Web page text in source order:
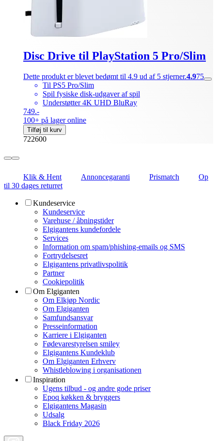
Disc Drive til PlayStation 5 Pro/Slim
Dette produkt er blevet bedømt til 4.9 ud af 5 stjerner.4.975
Til PS5 Pro/Slim
Spil fysiske disk-udgaver af spil
Understøtter 4K UHD BluRay
749.-
100+ på lager online
Tilføj til kurv
722600
Klik & Hent Annoncegaranti Prismatch
Op
til 30 dages returret
Kundeservice
Kundeservice
Varehuse / åbningstider
Elgigantens kundefordele
Services
Information om spam/phishing-emails og SMS
Fortrydelsesret
Elgigantens privatlivspolitik
Partner
Cookiepolitik
Om Elgiganten
Om Elkjøp Nordic
Om Elgiganten
Samfundsansvar
Presseinformation
Karriere i Elgiganten
Fødevarestyrelsen smiley
Elgigantens Kundeklub
Om Elgiganten Erhverv
Whistleblowing i organisationen
Inspiration
Ugens tilbud - og andre gode priser
Epoq køkken & bryggers
Elgigantens Magasin
Udsalg
Black Friday 2026